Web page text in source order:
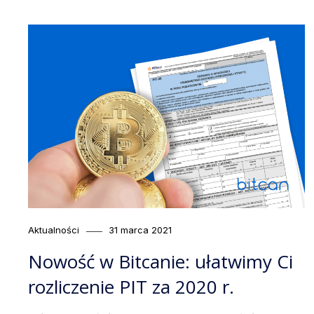
Category
Aktualności
Posted
31 marca 2021
Nowość w Bitcanie: ułatwimy Ci
rozliczenie PIT za 2020 r.